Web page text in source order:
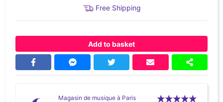
Free Shipping
Add to basket
Magasin de musique à Paris